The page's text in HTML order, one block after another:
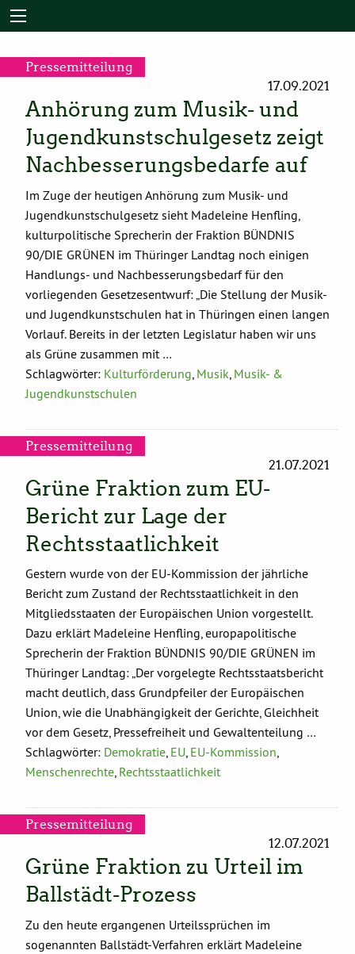
Pressemitteilung
17.09.2021
Anhörung zum Musik- und
Jugendkunstschulgesetz zeigt
Nachbesserungsbedarfe auf
Im Zuge der heutigen Anhörung zum Musik- und
Jugendkunstschulgesetz sieht Madeleine Henfling,
kulturpolitische Sprecherin der Fraktion BÜNDNIS
90/DIE GRÜNEN im Thüringer Landtag noch einigen
Handlungs- und Nachbesserungsbedarf für den
vorliegenden Gesetzesentwurf: „Die Stellung der Musik-
und Jugendkunstschulen hat in Thüringen einen langen
Vorlauf. Bereits in der letzten Legislatur haben wir uns
als Grüne zusammen mit …
Schlagwörter: Kulturförderung Musik Musik- &
Jugendkunstschulen
Pressemitteilung
21.07.2021
Grüne Fraktion zum EU-
Bericht zur Lage der
Rechtsstaatlichkeit
Gestern wurde von der EU-Kommission der jährliche
Bericht zum Zustand der Rechtsstaatlichkeit in den
Mitgliedsstaaten der Europäischen Union vorgestellt.
Dazu erklärt Madeleine Henfling, europapolitische
Sprecherin der Fraktion BÜNDNIS 90/DIE GRÜNEN im
Thüringer Landtag: „Der vorgelegte Rechtsstaatsbericht
macht deutlich, dass Grundpfeiler der Europäischen
Union, wie die Unabhängigkeit der Gerichte, Gleichheit
vor dem Gesetz, Pressefreiheit und Gewaltenteilung …
Schlagwörter: Demokratie, EU, EU-Kommission,
Menschenrechte, Rechtsstaatlichkeit
Pressemitteilung
12.07.2021
Grüne Fraktion zu Urteil im
Ballstädt-Prozess
Zu den heute ergangenen Urteilssprüchen im
sogenannten Ballstädt-Verfahren erklärt Madeleine